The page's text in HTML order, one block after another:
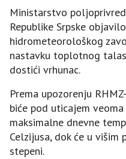
Ministarstvo
Republike Srpske
hidrometeorološkog
nastavku toplotnog
dostići vrhunac.
Prema upozorenju
biće pod uticajem
maksimalne dnevne
Celzijusa, dok će u
stepeni.